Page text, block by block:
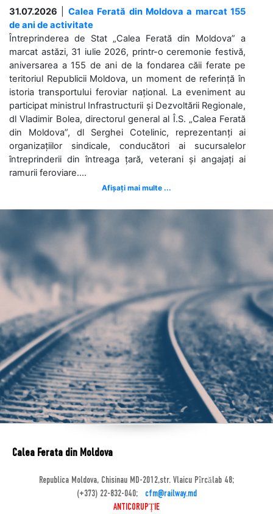
31.07.2026
Calea Ferată din Moldova a marcat 155
de ani de activitate
Întreprinderea de Stat „Calea Ferată din Moldova” a
marcat astăzi, 31 iulie 2026, printr-o ceremonie festivă,
aniversarea a 155 de ani de la fondarea căii ferate pe
teritoriul Republicii Moldova, un moment de referință în
istoria transportului feroviar național. La eveniment au
participat ministrul Infrastructurii și Dezvoltării Regionale,
dl Vladimir Bolea, directorul general al Î.S. „Calea Ferată
din Moldova”, dl Serghei Cotelinic, reprezentanți ai
organizațiilor sindicale, conducători ai sucursalelor
întreprinderii din întreaga țară, veterani și angajați ai
ramurii feroviare....
Afișați mai multe ...
Calea Ferata din Moldova
Republica Moldova, Chisinau MD-2012,str. Vlaicu Pîrcălab 48;
(+373) 22-832-040;
cfm@railway.md
ANTICORUPȚIE